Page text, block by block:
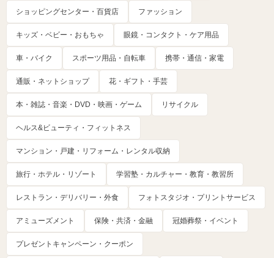
ショッピングセンター・百貨店 ファッション
キッズ・ベビー・おもちゃ 眼鏡・コンタクト・ケア用品
車・バイク スポーツ用品・自転車 携帯・通信・家電
通販・ネットショップ 花・ギフト・手芸
本・雑誌・音楽・DVD・映画・ゲーム リサイクル
ヘルス&ビューティ・フィットネス
マンション・戸建・リフォーム・レンタル収納
旅行・ホテル・リゾート 学習塾・カルチャー・教育・教習所
レストラン・デリバリー・外食 フォトスタジオ・プリントサービス
アミューズメント 保険・共済・金融 冠婚葬祭・イベント
プレゼントキャンペーン・クーポン